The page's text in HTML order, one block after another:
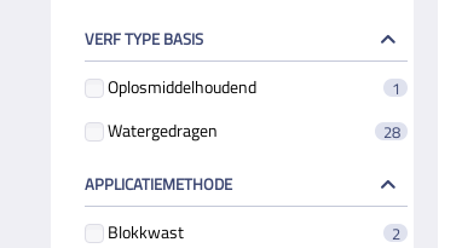
VERF TYPE BASIS
Oplosmiddelhoudend 1
Watergedragen 28
APPLICATIEMETHODE
Blokkwast 2